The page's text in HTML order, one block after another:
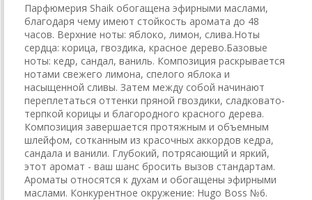
Парфюмерия Shaik обогащена эфирными маслами,
благодаря чему имеют стойкость аромата до 48
часов. Верхние ноты: яблоко, лимон, слива.Ноты
сердца: корица, гвоздика, красное дерево.Базовые
ноты: кедр, сандал, ваниль. Композиция раскрывается
нотами свежего лимона, спелого яблока и
насыщенной сливы. Затем между собой начинают
переплетаться оттенки пряной гвоздики, сладковато-
терпкой корицы и благородного красного дерева.
Композиция завершается протяжным и объемным
шлейфом, сотканным из красочных аккордов кедра,
сандала и ванили. Глубокий, потрясающий и яркий,
этот аромат - ваш шанс бросить вызов стандартам.
Ароматы относятся к духам и обогащены эфирными
маслами. Конкурентное окружение: Hugo Boss №6.